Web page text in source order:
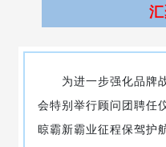
汇聚精
为进一步强化品牌战
会特别举行顾问团聘任
晾霸新霸业征程保驾护航